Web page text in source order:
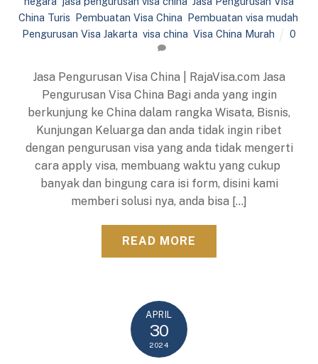
China Turis Pembuatan Visa China Pembuatan visa mudah
Pengurusan Visa Jakarta visa china Visa China Murah 0
Jasa Pengurusan Visa China | RajaVisa.com Jasa
Pengurusan Visa China Bagi anda yang ingin
berkunjung ke China dalam rangka Wisata, Bisnis,
Kunjungan Keluarga dan anda tidak ingin ribet
dengan pengurusan visa yang anda tidak mengerti
cara apply visa, membuang waktu yang cukup
banyak dan bingung cara isi form, disini kami
memberi solusi nya, anda bisa […]
READ MORE
APRIL
30
2024